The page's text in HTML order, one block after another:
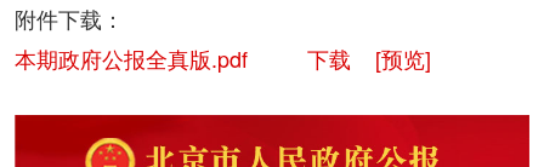
附件下载：
本期政府公报全真版.pdf
下载 [预览]